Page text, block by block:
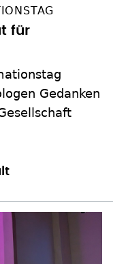
für
Gedanken